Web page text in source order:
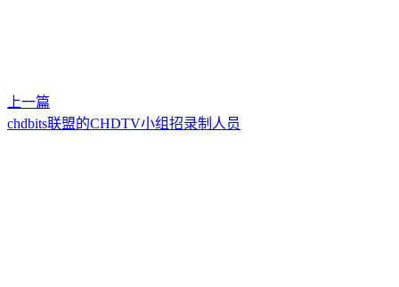
上一篇
chdbits联盟的CHDTV小组招录制人员